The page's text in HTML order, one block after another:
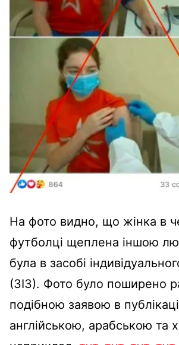
На фото видно, що жінка в
футболці щеплена іншою
була в засобі
(ЗІЗ). Фото було поширено
подібною заявою в
англійською, арабською та